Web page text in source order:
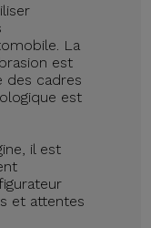
La
est
des cadres
est
il est
et attentes